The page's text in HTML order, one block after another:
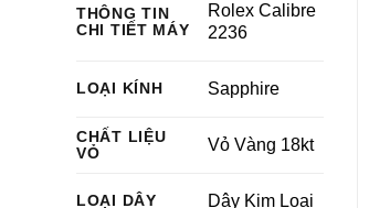
THÔNG TIN
CHI TIẾT MÁY
Rolex Calibre
2236
LOẠI KÍNH Sapphire
CHẤT LIỆU
VỎ
Vỏ Vàng 18kt
LOẠI DÂY Dây Kim Loại